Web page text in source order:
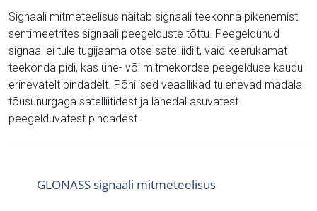
Signaali mitmeteelisus näitab signaali teekonna pikenemist
sentimeetrites signaali peegelduste tõttu. Peegeldunud
signaal ei tule tugijaama otse satelliidilt, vaid keerukamat
teekonda pidi, kas ühe- või mitmekordse peegelduse kaudu
erinevatelt pindadelt. Põhilised veaallikad tulenevad madala
tõusunurgaga satelliitidest ja lähedal asuvatest
peegelduvatest pindadest.
GLONASS signaali mitmeteelisus